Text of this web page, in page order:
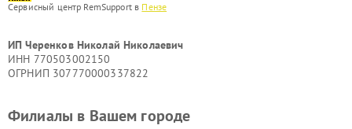
Сервисный центр RemSupport в Пензе
ИП Черенков Николай Николаевич
ИНН 770503002150
ОГРНИП 307770000337822
Филиалы в Вашем городе